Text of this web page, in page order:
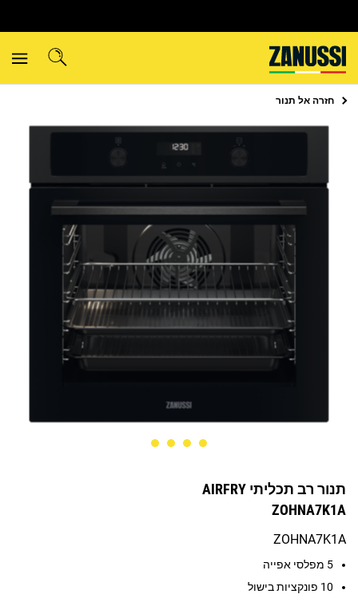
חזרה אל תנור
תנור רב תכליתי AIRFRY
ZOHNA7K1A
ZOHNA7K1A
5 מפלסי אפייה
10 פונקציות בישול